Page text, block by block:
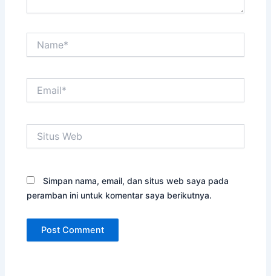
Web
Simpan nama, email, dan situs web saya pada
peramban ini untuk komentar saya berikutnya.